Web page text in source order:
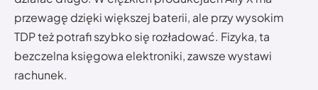
przewagę dzięki większej baterii, ale przy wysokim
TDP też potrafi szybko się rozładować. Fizyka, ta
bezczelna księgowa elektroniki, zawsze wystawi
rachunek.